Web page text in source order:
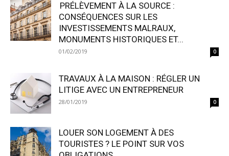
PRÉLÈVEMENT À LA SOURCE :
CONSÉQUENCES SUR LES
INVESTISSEMENTS MALRAUX,
MONUMENTS HISTORIQUES ET...
01/02/2019 0
TRAVAUX À LA MAISON : RÉGLER UN
LITIGE AVEC UN ENTREPRENEUR
28/01/2019 0
LOUER SON LOGEMENT À DES
TOURISTES ? LE POINT SUR VOS